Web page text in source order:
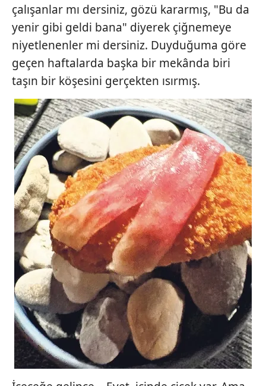
çalışanlar mı dersiniz, gözü kararmış, "Bu da
yenir gibi geldi bana" diyerek çiğnemeye
niyetlenenler mi dersiniz. Duyduğuma göre
geçen haftalarda başka bir mekânda biri
taşın bir köşesini gerçekten ısırmış.